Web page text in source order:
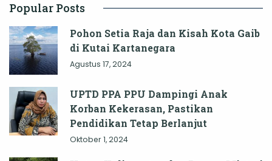
Popular Posts
Pohon Setia Raja dan Kisah Kota Gaib
di Kutai Kartanegara
Agustus 17, 2024
UPTD PPA PPU Dampingi Anak
Korban Kekerasan, Pastikan
Pendidikan Tetap Berlanjut
Oktober 1, 2024